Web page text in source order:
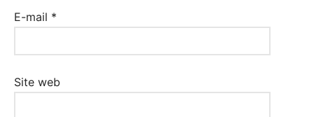
E-mail *
Site web